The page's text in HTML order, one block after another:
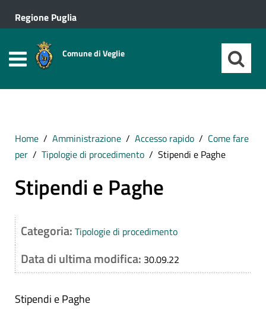
Regione Puglia
Comune di Veglie
Home Amministrazione Accesso rapido
Come fare
per
Tipologie di procedimento Stipendi e Paghe
Stipendi e Paghe
Categoria: Tipologie di procedimento
Data di ultima modifica: 30.09.22
Stipendi e Paghe